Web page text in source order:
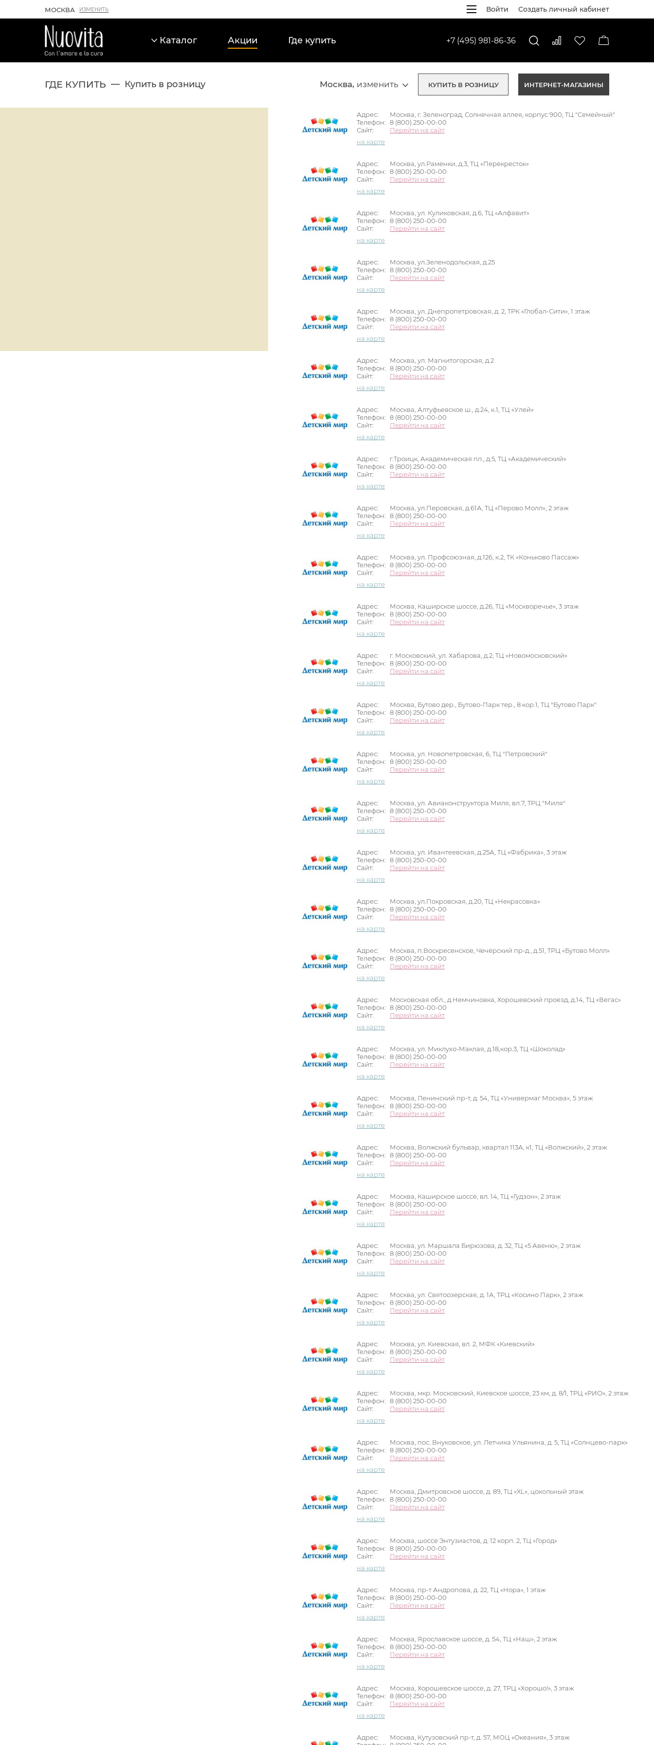
МОСКВА ИЗМЕНИТЬ Войти Создать личный кабинет
Каталог Акции Где купить +7 (495) 981-86-36
ГДЕ КУПИТЬ Купить в розницу Москва, изменить КУПИТЬ В РОЗНИЦУ ИНТЕРНЕТ-МАГАЗИНЫ
Адрес:
Москва, г. Зеленоград, Солнечная аллея, корпус 900, ТЦ "Семейный"
Телефон: 8 (800) 250-00-00
Сайт:
Перейти на сайт
на карте
Адрес:
Москва, ул.Раменки, д.3, ТЦ «Перекресток»
Телефон: 8 (800) 250-00-00
Сайт:
Перейти на сайт
на карте
Адрес:
Москва, ул. Куликовская, д.6, ТЦ «Алфавит»
Телефон: 8 (800) 250-00-00
Сайт:
Перейти на сайт
на карте
Адрес:
Москва, ул.Зеленодольская, д.25
Телефон: 8 (800) 250-00-00
Сайт:
Перейти на сайт
на карте
Адрес:
Москва, ул. Днепропетровская, д. 2, ТРК «Глобал-Сити», 1 этаж
Телефон: 8 (800) 250-00-00
Сайт:
Перейти на сайт
на карте
Адрес:
Москва, ул. Магнитогорская, д.2
Телефон: 8 (800) 250-00-00
Сайт:
Перейти на сайт
на карте
Адрес:
Москва, Алтуфьевское ш., д.24, к.1, ТЦ «Улей»
Телефон: 8 (800) 250-00-00
Сайт:
Перейти на сайт
на карте
Адрес:
г.Троицк, Академическая пл., д.5, ТЦ «Академический»
Телефон: 8 (800) 250-00-00
Сайт:
Перейти на сайт
на карте
Адрес:
Москва, ул.Перовская, д.61А, ТЦ «Перово Молл», 2 этаж
Телефон: 8 (800) 250-00-00
Сайт:
Перейти на сайт
на карте
Адрес:
Москва, ул. Профсоюзная, д.126, к.2, ТК «Коньково Пассаж»
Телефон: 8 (800) 250-00-00
Сайт:
Перейти на сайт
на карте
Адрес:
Москва, Каширское шоссе, д.26, ТЦ «Москворечье», 3 этаж
Телефон: 8 (800) 250-00-00
Сайт:
Перейти на сайт
на карте
Адрес:
г. Московский, ул. Хабарова, д.2, ТЦ «Новомосковский»
Телефон: 8 (800) 250-00-00
Сайт:
Перейти на сайт
на карте
Адрес:
Москва, Бутово дер., Бутово-Парк тер., 8 кор.1, ТЦ "Бутово Парк"
Телефон: 8 (800) 250-00-00
Сайт:
Перейти на сайт
на карте
Адрес:
Москва, ул. Новопетровская, 6, ТЦ "Петровский"
Телефон: 8 (800) 250-00-00
Сайт:
Перейти на сайт
на карте
Адрес:
Москва, ул. Авиаконструктора Миля, вл.7, ТРЦ "Миля"
Телефон: 8 (800) 250-00-00
Сайт:
Перейти на сайт
на карте
Адрес:
Москва, ул. Ивантеевская, д.25А, ТЦ «Фабрика», 3 этаж
Телефон: 8 (800) 250-00-00
Сайт:
Перейти на сайт
на карте
Адрес:
Москва, ул.Покровская, д.20, ТЦ «Некрасовка»
Телефон: 8 (800) 250-00-00
Сайт:
Перейти на сайт
на карте
Адрес:
Москва, п.Воскресенское, Чечёрский пр-д., д.51, ТРЦ «Бутово Молл»
Телефон: 8 (800) 250-00-00
Сайт:
Перейти на сайт
на карте
Адрес:
Московская обл., д.Немчиновка, Хорошевский проезд, д.14, ТЦ «Вегас»
Телефон: 8 (800) 250-00-00
Сайт:
Перейти на сайт
на карте
Адрес:
Москва, ул. Миклухо-Маклая, д.18,кор.3, ТЦ «Шоколад»
Телефон: 8 (800) 250-00-00
Сайт:
Перейти на сайт
на карте
Адрес:
Москва, Ленинский пр-т, д. 54, ТЦ «Универмаг Москва», 5 этаж
Телефон: 8 (800) 250-00-00
Сайт:
Перейти на сайт
на карте
Адрес:
Москва, Волжский бульвар, квартал 113А, к1, ТЦ «Волжский», 2 этаж
Телефон: 8 (800) 250-00-00
Сайт:
Перейти на сайт
на карте
Адрес:
Москва, Каширское шоссе, вл. 14, ТЦ «Гудзон», 2 этаж
Телефон: 8 (800) 250-00-00
Сайт:
Перейти на сайт
на карте
Адрес:
Москва, ул. Маршала Бирюзова, д. 32, ТЦ «5 Авеню», 2 этаж
Телефон: 8 (800) 250-00-00
Сайт:
Перейти на сайт
на карте
Адрес:
Москва, ул. Святоозерская, д. 1А, ТРЦ «Косино Парк», 2 этаж
Телефон: 8 (800) 250-00-00
Сайт:
Перейти на сайт
на карте
Адрес:
Москва, ул. Киевская, вл. 2, МФК «Киевский»
Телефон: 8 (800) 250-00-00
Сайт:
Перейти на сайт
на карте
Адрес:
Москва, мкр. Московский, Киевское шоссе, 23 км, д. 8/1, ТРЦ «РИО», 2 этаж
Телефон: 8 (800) 250-00-00
Сайт:
Перейти на сайт
на карте
Адрес:
Москва, пос. Внуковское, ул. Летчика Ульянина, д. 5, ТЦ «Солнцево-парк»
Телефон: 8 (800) 250-00-00
Сайт:
Перейти на сайт
на карте
Адрес:
Москва, Дмитровское шоссе, д. 89, ТЦ «XL», цокольный этаж
Телефон: 8 (800) 250-00-00
Сайт:
Перейти на сайт
на карте
Адрес:
Москва, шоссе Энтузиастов, д. 12 корп. 2, ТЦ «Город»
Телефон: 8 (800) 250-00-00
Сайт:
Перейти на сайт
на карте
Адрес:
Москва, пр-т Андропова, д. 22, ТЦ «Нора», 1 этаж
Телефон: 8 (800) 250-00-00
Сайт:
Перейти на сайт
на карте
Адрес:
Москва, Ярославское шоссе, д. 54, ТЦ «Наш», 2 этаж
Телефон: 8 (800) 250-00-00
Сайт:
Перейти на сайт
на карте
Адрес:
Москва, Хорошевское шоссе, д. 27, ТРЦ «Хорошо!», 3 этаж
Телефон: 8 (800) 250-00-00
Сайт:
Перейти на сайт
на карте
Адрес:
Москва, Кутузовский пр-т, д. 57, МОЦ «Океания», 3 этаж